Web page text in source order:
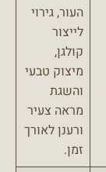
העור, גירוי
לייצור
קולגן,
מיצוק טבעי
והשגת
מראה צעיר
ורענן לאורך
זמן.